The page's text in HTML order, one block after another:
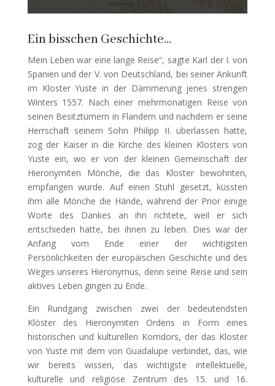
Ein bisschen Geschichte…
Mein Leben war eine lange Reise“, sagte Karl der I. von
Spanien und der V. von Deutschland, bei seiner Ankunft
im Kloster Yuste in der Dämmerung jenes strengen
Winters 1557. Nach einer mehrmonatigen Reise von
seinen Besitztümern in Flandern und nachdem er seine
Herrschaft seinem Sohn Philipp II. überlassen hatte,
zog der Kaiser in die Kirche des kleinen Klosters von
Yuste ein, wo er von der kleinen Gemeinschaft der
Hieronymiten Mönche, die das Kloster bewohnten,
empfangen wurde. Auf einen Stuhl gesetzt, küssten
ihm alle Mönche die Hände, während der Prior einige
Worte des Dankes an ihn richtete, weil er sich
entschieden hatte, bei ihnen zu leben. Dies war der
Anfang vom Ende einer der wichtigsten
Persönlichkeiten der europäischen Geschichte und des
Weges unseres Hieronymus, denn seine Reise und sein
aktives Leben gingen zu Ende.
Ein Rundgang zwischen zwei der bedeutendsten
Klöster des Hieronymiten Ordens in Form eines
historischen und kulturellen Korridors, der das Kloster
von Yuste mit dem von Guadalupe verbindet, das, wie
wir bereits wissen, das wichtigste intellektuelle,
kulturelle und religiöse Zentrum des 15. und 16.